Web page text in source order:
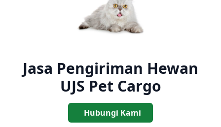
Jasa Pengiriman Hewan
UJS Pet Cargo
Hubungi Kami